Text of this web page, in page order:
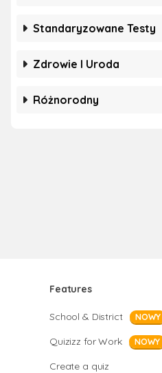
Standaryzowane Testy
Zdrowie I Uroda
Różnorodny
Features
School & District NOWY
Quizizz for Work NOWY
Create a quiz